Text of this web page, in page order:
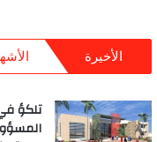
الأخيرة
تلكؤ